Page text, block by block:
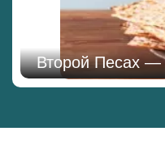
Второй Песах